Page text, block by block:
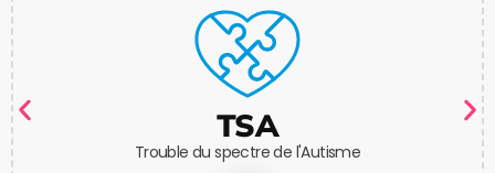
TSA
Trouble du spectre de l'Autisme